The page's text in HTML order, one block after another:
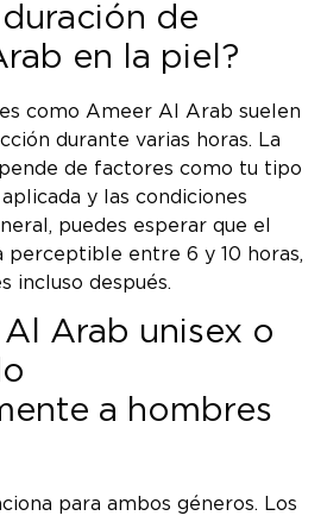
de
en la piel?
como Ameer Al Arab suelen
durante varias horas. La
de factores como tu tipo
y las condiciones
puedes esperar que el
perceptible entre 6 y 10 horas,
incluso después.
Arab unisex o
a hombres
para ambos géneros. Los